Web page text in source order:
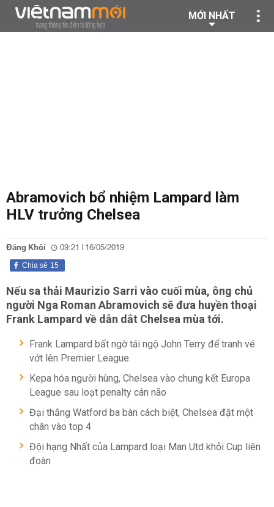
MỚI NHẤT
Abramovich bổ nhiệm Lampard làm
HLV trưởng Chelsea
Đăng Khôi 09:21 | 16/05/2019
15
Chia sẻ
Nếu sa thải Maurizio Sarri vào cuối mùa, ông chủ
người Nga Roman Abramovich sẽ đưa huyền thoại
Frank Lampard về dẫn dắt Chelsea mùa tới.
Frank Lampard bất ngờ tái ngộ John Terry để tranh vé
vớt lên Premier League
Kepa hóa người hùng, Chelsea vào chung kết Europa
League sau loạt penalty cân não
Đại thắng Watford ba bàn cách biệt, Chelsea đặt một
chân vào top 4
Đội hạng Nhất của Lampard loại Man Utd khỏi Cup liên
đoàn